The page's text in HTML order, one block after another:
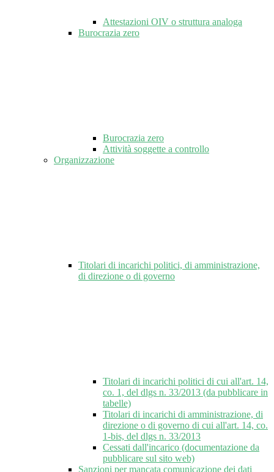
Attestazioni OIV o struttura analoga
Burocrazia zero
Burocrazia zero
Attività soggette a controllo
Organizzazione
Titolari di incarichi politici, di amministrazione,
di direzione o di governo
Titolari di incarichi politici di cui all'art. 14,
co. 1, del dlgs n. 33/2013 (da pubblicare in
tabelle)
Titolari di incarichi di amministrazione, di
direzione o di governo di cui all'art. 14, co.
1-bis, del dlgs n. 33/2013
Cessati dall'incarico (documentazione da
pubblicare sul sito web)
Sanzioni per mancata comunicazione dei dati